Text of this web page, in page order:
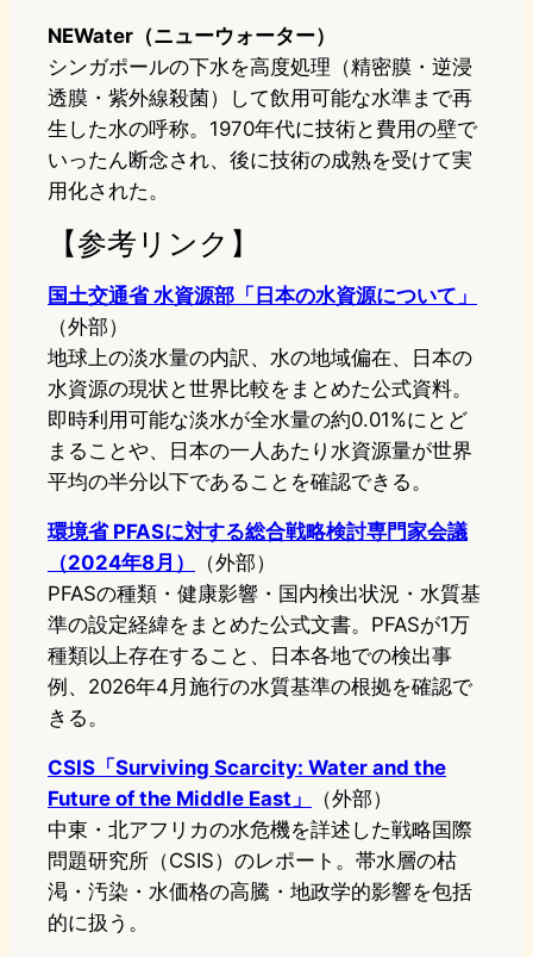
NEWater（ニューウォーター）
シンガポールの下水を高度処理（精密膜・逆浸
透膜・紫外線殺菌）して飲用可能な水準まで再
生した水の呼称。1970年代に技術と費用の壁で
いったん断念され、後に技術の成熟を受けて実
用化された。
【参考リンク】
国土交通省 水資源部「日本の水資源について」
（外部）
地球上の淡水量の内訳、水の地域偏在、日本の
水資源の現状と世界比較をまとめた公式資料。
即時利用可能な淡水が全水量の約0.01%にとど
まることや、日本の一人あたり水資源量が世界
平均の半分以下であることを確認できる。
環境省 PFASに対する総合戦略検討専門家会議
（2024年8月）
（外部）
PFASの種類・健康影響・国内検出状況・水質基
準の設定経緯をまとめた公式文書。PFASが1万
種類以上存在すること、日本各地での検出事
例、2026年4月施行の水質基準の根拠を確認で
きる。
CSIS「Surviving Scarcity: Water and the
Future of the Middle East」
（外部）
中東・北アフリカの水危機を詳述した戦略国際
問題研究所（CSIS）のレポート。帯水層の枯
渇・汚染・水価格の高騰・地政学的影響を包括
的に扱う。